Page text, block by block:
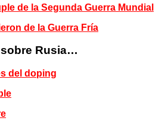
de la Segunda Guerra Mundial
de la Guerra Fría
Rusia…
del doping